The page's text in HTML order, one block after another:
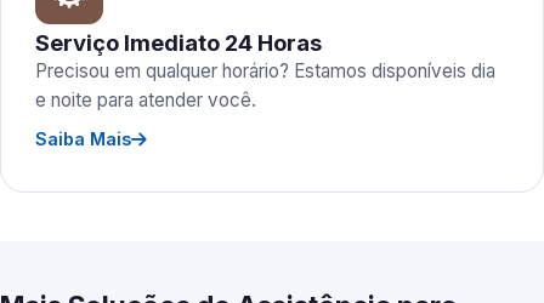
Serviço Imediato 24 Horas
Precisou em qualquer horário? Estamos disponíveis dia
e noite para atender você.
Saiba Mais